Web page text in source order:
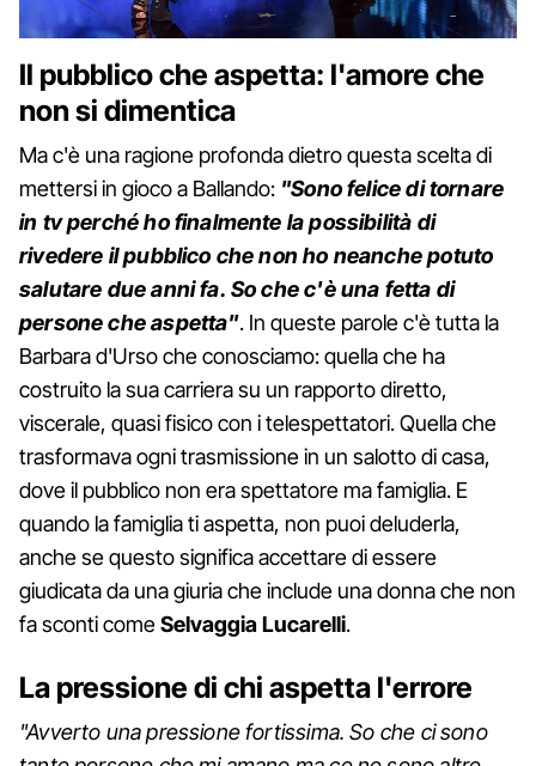
Il pubblico che aspetta: l'amore che
non si dimentica
Ma c'è una ragione profonda dietro questa scelta di
mettersi in gioco a Ballando: "Sono felice di tornare
in tv perché ho finalmente la possibilità di
rivedere il pubblico che non ho neanche potuto
salutare due anni fa. So che c'è una fetta di
persone che aspetta". In queste parole c'è tutta la
Barbara d'Urso che conosciamo: quella che ha
costruito la sua carriera su un rapporto diretto,
viscerale, quasi fisico con i telespettatori. Quella che
trasformava ogni trasmissione in un salotto di casa,
dove il pubblico non era spettatore ma famiglia. E
quando la famiglia ti aspetta, non puoi deluderla,
anche se questo significa accettare di essere
giudicata da una giuria che include una donna che non
fa sconti comeSelvaggiaLucarelli.
La pressione di chi aspetta l'errore
"Avverto una pressione fortissima. So che ci sono